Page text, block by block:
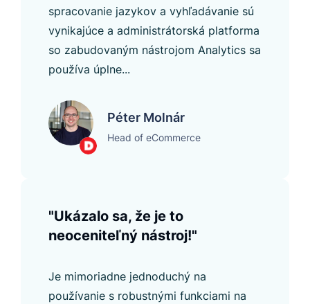
spracovanie jazykov a vyhľadávanie sú
vynikajúce a administrátorská platforma
so zabudovaným nástrojom Analytics sa
používa úplne...
Péter Molnár
Head of eCommerce
"Ukázalo sa, že je to
neoceniteľný nástroj!"
Je mimoriadne jednoduchý na
používanie s robustnými funkciami na